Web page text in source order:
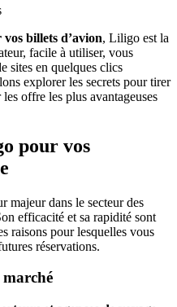
billets d’avion, Liligo est la
facile à utiliser, vous
sites en quelques clics
explorer les secrets pour tirer
offre les plus avantageuses
pour vos
majeur dans le secteur des
efficacité et sa rapidité sont
raisons pour lesquelles vous
réservations.